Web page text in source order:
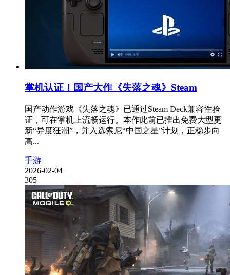
掌机认证！国产大作《失落之魂》Steam
国产动作游戏《失落之魂》已通过Steam Deck兼容性验
证，可在掌机上流畅运行。本作此前已推出免费大型更
新“异度狂潮”，并入选索尼“中国之星”计划，正稳步向
高...
手游
2026-02-04
305